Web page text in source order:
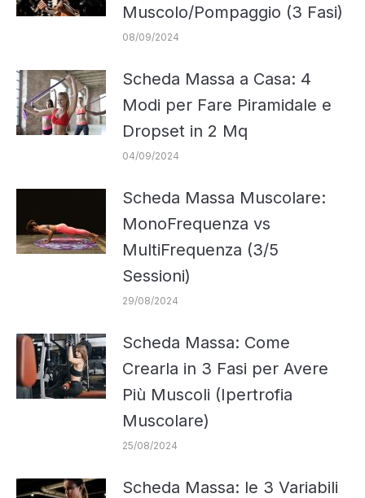
Muscolo/Pompaggio (3 Fasi)
08/09/2024
Scheda Massa a Casa: 4
Modi per Fare Piramidale e
Dropset in 2 Mq
04/09/2024
Scheda Massa Muscolare:
MonoFrequenza vs
MultiFrequenza (3/5
Sessioni)
29/08/2024
Scheda Massa: Come
Crearla in 3 Fasi per Avere
Più Muscoli (Ipertrofia
Muscolare)
25/08/2024
Scheda Massa: le 3 Variabili